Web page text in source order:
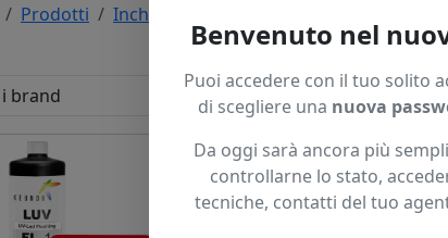
Prodotti Inchiostri
Benvenuto nel
Puoi accedere con il tuo solito
di scegliere una nuova
Da oggi sarà ancora più
controllarne lo stato,
tecniche, contatti del tuo